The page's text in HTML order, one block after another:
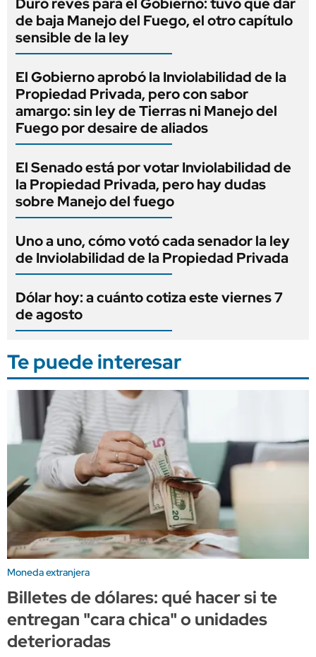
de baja Manejo del Fuego, el otro capítulo
sensible de la ley
El Gobierno aprobó la Inviolabilidad de la
Propiedad Privada, pero con sabor
amargo: sin ley de Tierras ni Manejo del
Fuego por desaire de aliados
El Senado está por votar Inviolabilidad de
la Propiedad Privada, pero hay dudas
sobre Manejo del fuego
Uno a uno, cómo votó cada senador la ley
de Inviolabilidad de la Propiedad Privada
Dólar hoy: a cuánto cotiza este viernes 7
de agosto
Te puede interesar
Moneda extranjera
Billetes de dólares: qué hacer si te
entregan "cara chica" o unidades
deterioradas